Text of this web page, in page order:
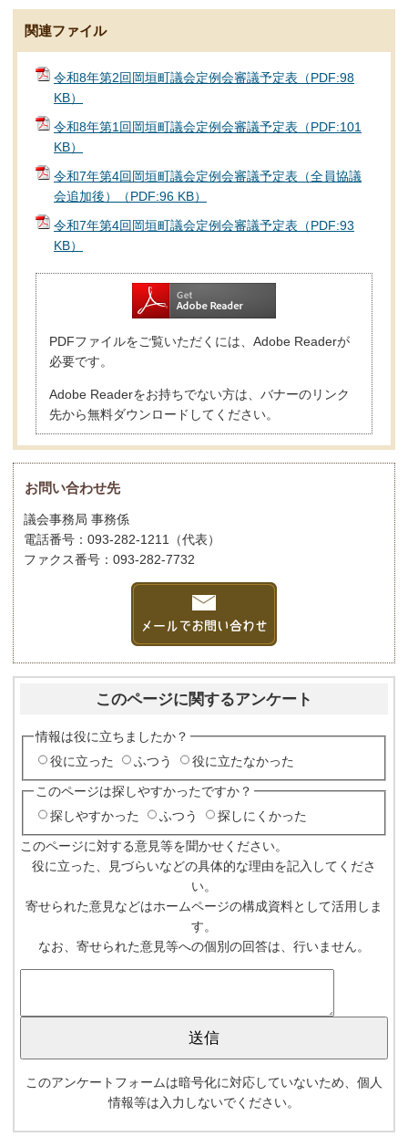
関連ファイル
令和8年第2回岡垣町議会定例会審議予定表（PDF:98
KB）
令和8年第1回岡垣町議会定例会審議予定表（PDF:101
KB）
令和7年第4回岡垣町議会定例会審議予定表（全員協議
会追加後）（PDF:96 KB）
令和7年第4回岡垣町議会定例会審議予定表（PDF:93
KB）
PDFファイルをご覧いただくには、Adobe Readerが
必要です。
Adobe Readerをお持ちでない方は、バナーのリンク
先から無料ダウンロードしてください。
お問い合わせ先
議会事務局 事務係
電話番号：093-282-1211（代表）
ファクス番号：093-282-7732
このページに関するアンケート
情報は役に立ちましたか？
役に立った
ふつう 役に立たなかった
このページは探しやすかったですか？
探しやすかった
ふつう 探しにくかった
このページに対する意見等を聞かせください。
役に立った、見づらいなどの具体的な理由を記入してくださ
い。
寄せられた意見などはホームページの構成資料として活用しま
す。
なお、寄せられた意見等への個別の回答は、行いません。
このアンケートフォームは暗号化に対応していないため、個人
情報等は入力しないでください。